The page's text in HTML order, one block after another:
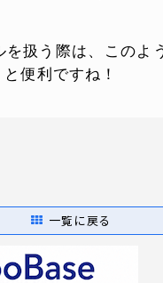
を扱う際は、このよ
便利ですね！
一覧に戻る